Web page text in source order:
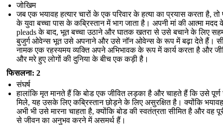
जोखिम
जब एक भयावह हत्यार चारों के एक परिवार के हत्या का प्रयास करता है, तो
के युवा बच्चा पास के कब्रिस्तान में भाग जाता है। अपनी मां की आत्मा मदद
pleads के बाद, भूत बच्चा उठाने और घातक खतरा से उसे बचाने के लिए
बुजुर्ग ओवेन्स भूत उसे अपनाने और उसे नॉन ओवेन्स के रूप में बढ़ा देते हैं।
नामक एक रहस्यमय व्यक्ति अपने अभिभावक के रूप में कार्य करता है और
और मरे हुए लोगों की दुनिया के बीच एक कड़ी है।
फिसलना: 2
संघर्ष
हालांकि मृत मानते हैं कि बोड एक जीवित लड़का है और चाहते हैं कि उसे पूर्ण
मिले, यह उसके लिए कब्रिस्तान छोड़ने के लिए असुरक्षित है। क्योंकि
अभी भी उसे मारना चाहता है, क्योंकि बोड की स्वतंत्रता सीमित है और वह
से जीवन का अनुभव करने में असमर्थ हैं।